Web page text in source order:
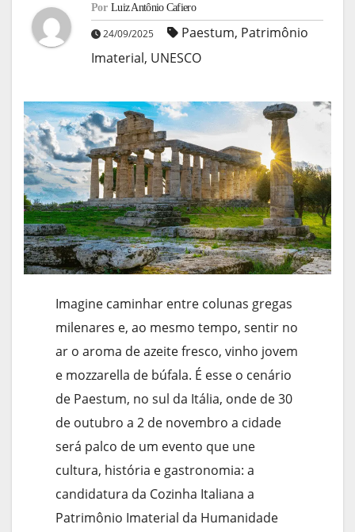
Por Luiz Antônio Cafiero
24/09/2025 Paestum, Patrimônio
Imaterial, UNESCO
Imagine caminhar entre colunas gregas
milenares e, ao mesmo tempo, sentir no
ar o aroma de azeite fresco, vinho jovem
e mozzarella de búfala. É esse o cenário
de Paestum, no sul da Itália, onde de 30
de outubro a 2 de novembro a cidade
será palco de um evento que une
cultura, história e gastronomia: a
candidatura da Cozinha Italiana a
Patrimônio Imaterial da Humanidade